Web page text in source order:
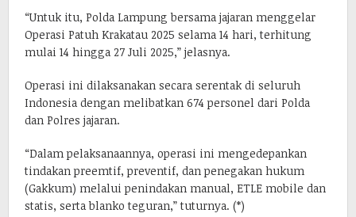
“Untuk itu, Polda Lampung bersama jajaran menggelar
Operasi Patuh Krakatau 2025 selama 14 hari, terhitung
mulai 14 hingga 27 Juli 2025,” jelasnya.
Operasi ini dilaksanakan secara serentak di seluruh
Indonesia dengan melibatkan 674 personel dari Polda
dan Polres jajaran.
“Dalam pelaksanaannya, operasi ini mengedepankan
tindakan preemtif, preventif, dan penegakan hukum
(Gakkum) melalui penindakan manual, ETLE mobile dan
statis, serta blanko teguran,” tuturnya. (*)